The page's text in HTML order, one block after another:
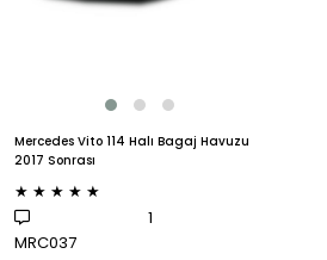
Mercedes Vito 114 Halı Bagaj Havuzu
2017 Sonrası
★ ★ ★ ★ ★
1
MRC037